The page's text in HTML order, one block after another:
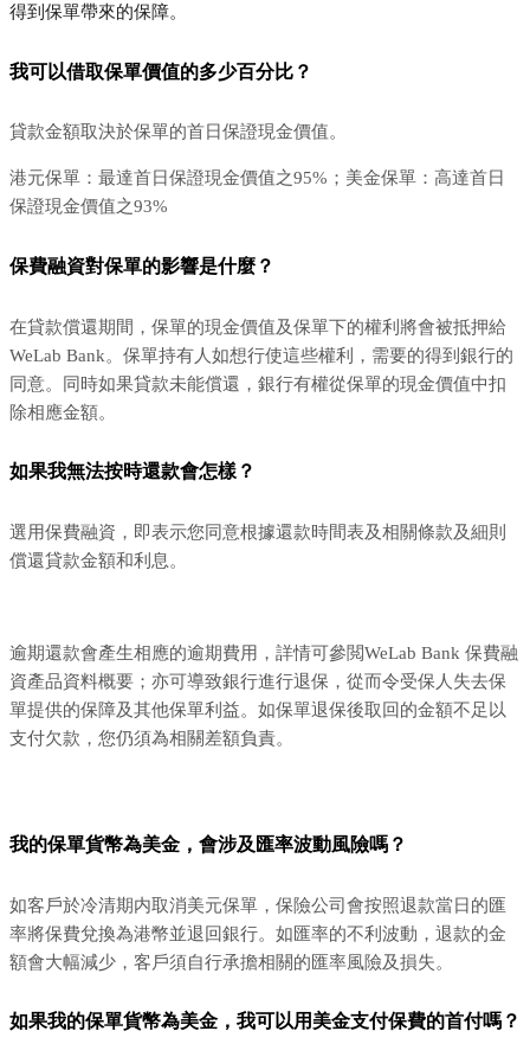
得到保單帶來的保障。
我可以借取保單價值的多少百分比？
貸款金額取決於保單的首日保證現金價值。
港元保單：最達首日保證現金價值之95%；美金保單：高達首日
保證現金價值之93%
保費融資對保單的影響是什麼？
在貸款償還期間，保單的現金價值及保單下的權利將會被抵押給
WeLab Bank。保單持有人如想行使這些權利，需要的得到銀行的
同意。同時如果貸款未能償還，銀行有權從保單的現金價值中扣
除相應金額。
如果我無法按時還款會怎樣？
選用保費融資，即表示您同意根據還款時間表及相關條款及細則
償還貸款金額和利息。
逾期還款會產生相應的逾期費用，詳情可參閲WeLab Bank 保費融
資產品資料概要；亦可導致銀行進行退保，從而令受保人失去保
單提供的保障及其他保單利益。如保單退保後取回的金額不足以
支付欠款，您仍須為相關差額負責。
我的保單貨幣為美金，會涉及匯率波動風險嗎？
如客戶於冷清期内取消美元保單，保險公司會按照退款當日的匯
率將保費兌換為港幣並退回銀行。如匯率的不利波動，退款的金
額會大幅減少，客戶須自行承擔相關的匯率風險及損失。
如果我的保單貨幣為美金，我可以用美金支付保費的首付嗎？